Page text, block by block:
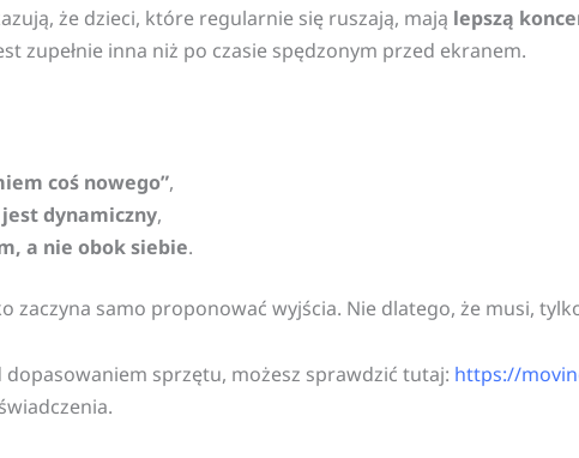
że dzieci, które regularnie się ruszają, mają lepszą
zupełnie inna niż po czasie spędzonym przed ekranem.
coś nowego”,
dynamiczny,
a nie obok siebie.
zaczyna samo proponować wyjścia. Nie dlatego, że musi,
dopasowaniem sprzętu, możesz sprawdzić tutaj: https://